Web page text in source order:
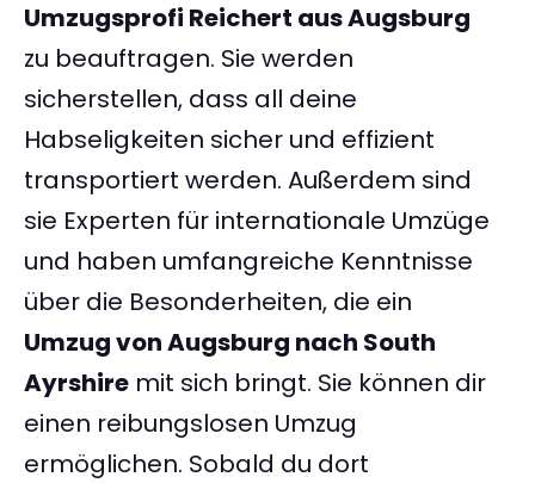
Umzugsprofi Reichert aus Augsburg
zu beauftragen. Sie werden
sicherstellen, dass all deine
Habseligkeiten sicher und effizient
transportiert werden. Außerdem sind
sie Experten für internationale Umzüge
und haben umfangreiche Kenntnisse
über die Besonderheiten, die ein
Umzug von Augsburg nach South
Ayrshire mit sich bringt. Sie können dir
einen reibungslosen Umzug
ermöglichen. Sobald du dort